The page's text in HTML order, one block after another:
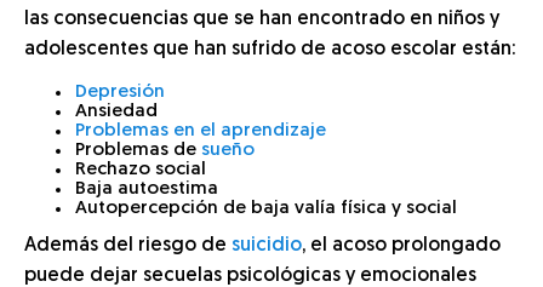
las consecuencias que se han encontrado en niños y
adolescentes que han sufrido de acoso escolar están:
Depresión
Ansiedad
Problemas en el aprendizaje
Problemas de sueño
Rechazo social
Baja autoestima
Autopercepción de baja valía física y social
Además del riesgo de suicidio, el acoso prolongado
puede dejar secuelas psicológicas y emocionales